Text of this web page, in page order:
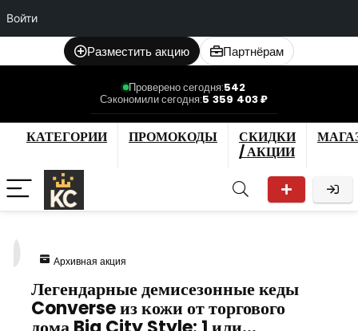
Войти
Разместить акцию Партнёрам
Проверено сегодня:542
Сэкономили сегодня:5 359 403 ₽
КАТЕГОРИИ ПРОМОКОДЫ
СКИДКИ
/ АКЦИИ
Архивная акция
Легендарные демисезонные кеды
Converse из кожи от торгового